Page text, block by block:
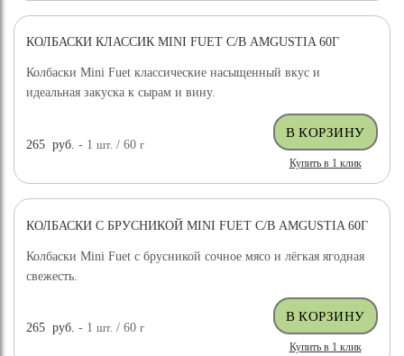
КОЛБАСКИ КЛАССИК MINI FUET С/В AMGUSTIA 60Г
Колбаски Mini Fuet классические насыщенный вкус и
идеальная закуска к сырам и вину.
265 руб. - 1шт. / 60г
Купить в 1 клик
КОЛБАСКИ С БРУСНИКОЙ MINI FUET С/В AMGUSTIA 60Г
Колбаски Mini Fuet с брусникой сочное мясо и лёгкая ягодная
свежесть.
265 руб. - 1шт. / 60г
Купить в 1 клик